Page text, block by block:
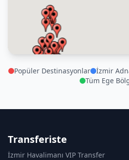
Popüler Destinasyonlar
İzmir
Tüm Ege
Transferiste
İzmir Havalimanı VIP Transfer